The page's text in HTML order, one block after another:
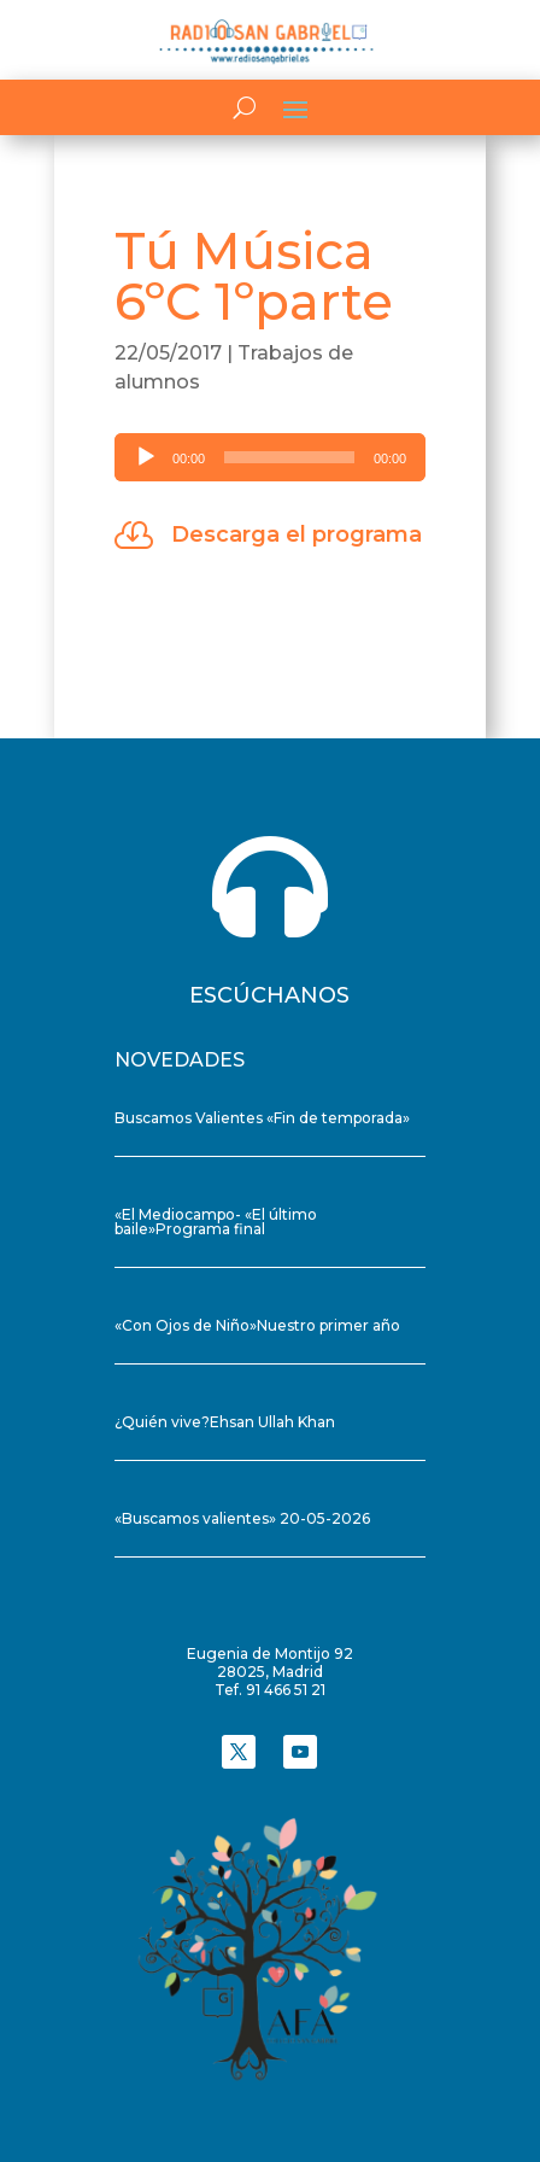
Tú Música
6ºC 1ºparte
22/05/2017| Trabajos de
alumnos
Reproductor
de
00:00 00:00
 Descarga el programa

ESCÚCHANOS
NOVEDADES
Buscamos Valientes «Fin de temporada»
«El Mediocampo- «El último
baile»Programa final
«Con Ojos de Niño»Nuestro primer año
¿Quién vive?Ehsan Ullah Khan
«Buscamos valientes» 20-05-2026
Eugenia de Montijo 92
28025, Madrid
Tef. 91 466 51 21